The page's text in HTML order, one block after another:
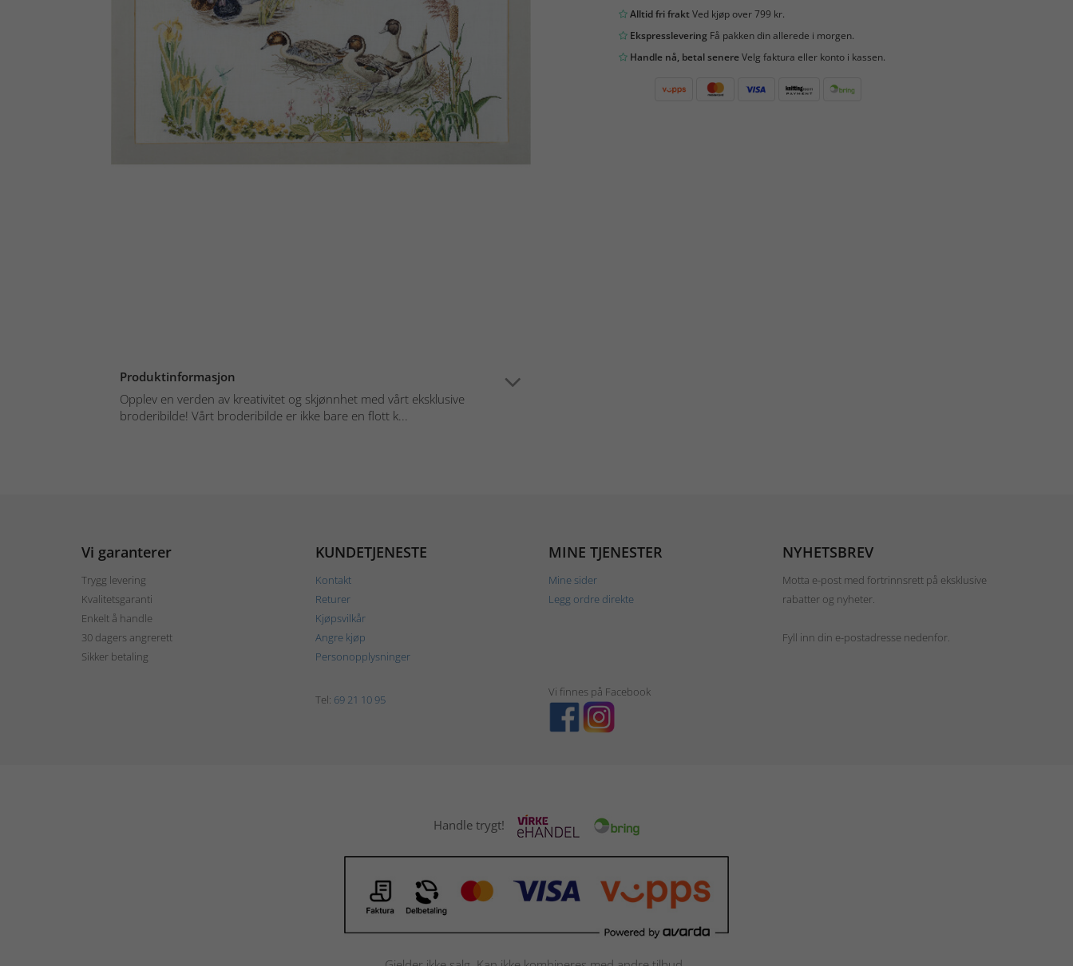
Produktinformasjon
Opplev en verden av kreativitet og skjønnhet med vårt eksklusive
broderibilde! Vårt broderibilde er ikke bare en flott k...
Alltid fri fraktVed kjøp over 799 kr.
EkspressleveringFå pakken din allerede i morgen.
Handle nå, betal senereVelg faktura eller konto i kassen.
Vi garanterer
Trygg levering
Kvalitetsgaranti
Enkelt å handle
30 dagers angrerett
Sikker betaling
KUNDETJENESTE
Kontakt
Returer
Kjøpsvilkår
Angre kjøp
Personopplysninger
MINE TJENESTER
Mine sider
Legg ordre direkte
NYHETSBREV
Motta e-post med fortrinnsrett på eksklusive
rabatter og nyheter.
Fyll inn din e-postadresse nedenfor.
Tel: 69 21 10 95
Vi finnes på Facebook
Handle trygt!